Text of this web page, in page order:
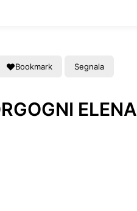
Bookmark Segnala
ELENA